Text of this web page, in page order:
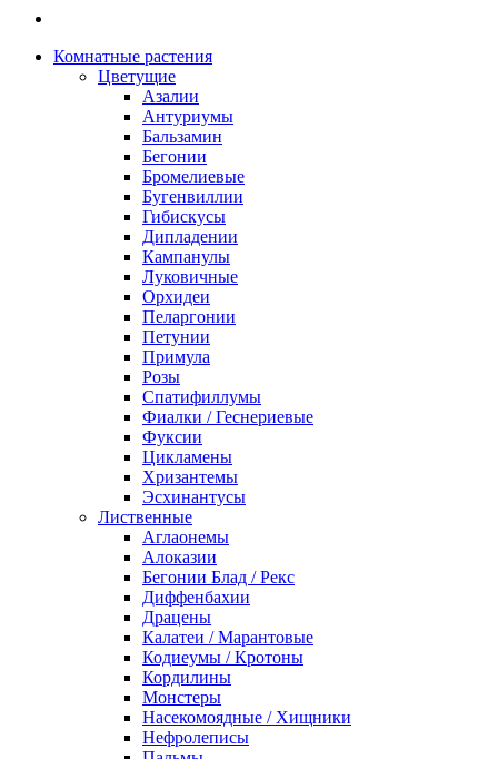
Комнатные растения
Цветущие
Азалии
Антуриумы
Бальзамин
Бегонии
Бромелиевые
Бугенвиллии
Гибискусы
Дипладении
Кампанулы
Луковичные
Орхидеи
Пеларгонии
Петунии
Примула
Розы
Спатифиллумы
Фиалки / Геснериевые
Фуксии
Цикламены
Хризантемы
Эсхинантусы
Лиственные
Аглаонемы
Алоказии
Бегонии Блад / Рекс
Диффенбахии
Драцены
Калатеи / Марантовые
Кодиеумы / Кротоны
Кордилины
Монстеры
Насекомоядные / Хищники
Нефролеписы